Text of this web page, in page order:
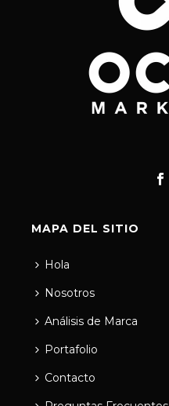
MAPA DEL SITIO
Hola
Nosotros
Análisis de Marca
Portafolio
Contacto